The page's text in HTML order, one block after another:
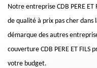
Notre entreprise CDB PERE
de qualité à prix pas cher dans
démarque des autres
couverture CDB PERE ET FILS
votre budget.